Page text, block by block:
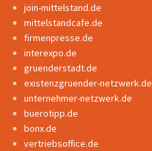
join-mittelstand.de
mittelstandcafe.de
firmenpresse.de
interexpo.de
gruenderstadt.de
existenzgruender-netzwerk.de
unternehmer-netzwerk.de
buerotipp.de
bonx.de
vertriebsoffice.de